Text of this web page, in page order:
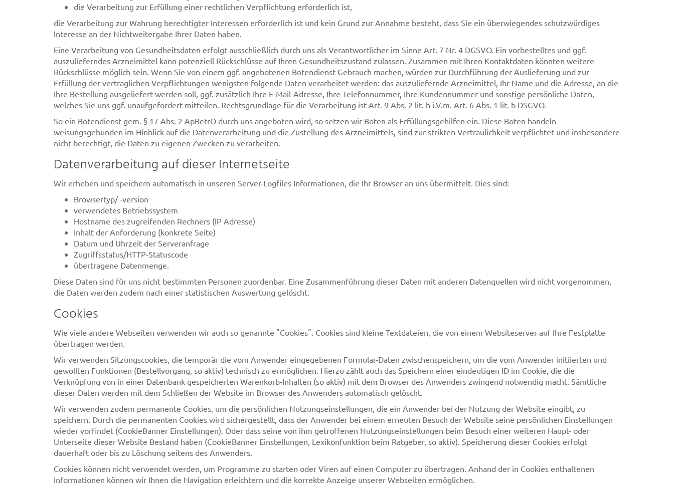
die Verarbeitung zur Erfüllung einer rechtlichen Verpflichtung erforderlich ist,
die Verarbeitung zur Wahrung berechtigter Interessen erforderlich ist und kein Grund zur Annahme besteht, dass Sie ein überwiegendes schutzwürdiges
Interesse an der Nichtweitergabe Ihrer Daten haben.
Eine Verarbeitung von Gesundheitsdaten erfolgt ausschließlich durch uns als Verantwortlicher im Sinne Art. 7 Nr. 4 DGSVO. Ein vorbestelltes und ggf.
auszulieferndes Arzneimittel kann potenziell Rückschlüsse auf Ihren Gesundheitszustand zulassen. Zusammen mit Ihren Kontaktdaten könnten weitere
Rückschlüsse möglich sein. Wenn Sie von einem ggf. angebotenen Botendienst Gebrauch machen, würden zur Durchführung der Auslieferung und zur
Erfüllung der vertraglichen Verpflichtungen wenigsten folgende Daten verarbeitet werden: das auszuliefernde Arzneimittel, Ihr Name und die Adresse, an die
Ihre Bestellung ausgeliefert werden soll, ggf. zusätzlich Ihre E-Mail-Adresse, Ihre Telefonnummer, Ihre Kundennummer und sonstige persönliche Daten,
welches Sie uns ggf. unaufgefordert mitteilen. Rechtsgrundlage für die Verarbeitung ist Art. 9 Abs. 2 lit. h i.V.m. Art. 6 Abs. 1 lit. b DSGVO.
So ein Botendienst gem. § 17 Abs. 2 ApBetrO durch uns angeboten wird, so setzen wir Boten als Erfüllungsgehilfen ein. Diese Boten handeln
weisungsgebunden im Hinblick auf die Datenverarbeitung und die Zustellung des Arzneimittels, sind zur strikten Vertraulichkeit verpflichtet und insbesondere
nicht berechtigt, die Daten zu eigenen Zwecken zu verarbeiten.
Datenverarbeitung auf dieser Internetseite
Wir erheben und speichern automatisch in unseren Server-Logfiles Informationen, die Ihr Browser an uns übermittelt. Dies sind:
Browsertyp/ -version
verwendetes Betriebssystem
Hostname des zugreifenden Rechners (IP Adresse)
Inhalt der Anforderung (konkrete Seite)
Datum und Uhrzeit der Serveranfrage
Zugriffsstatus/HTTP-Statuscode
übertragene Datenmenge.
Diese Daten sind für uns nicht bestimmten Personen zuordenbar. Eine Zusammenführung dieser Daten mit anderen Datenquellen wird nicht vorgenommen,
die Daten werden zudem nach einer statistischen Auswertung gelöscht.
Cookies
Wie viele andere Webseiten verwenden wir auch so genannte "Cookies". Cookies sind kleine Textdateien, die von einem Websiteserver auf Ihre Festplatte
übertragen werden.
Wir verwenden Sitzungscookies, die temporär die vom Anwender eingegebenen Formular-Daten zwischenspeichern, um die vom Anwender initiierten und
gewollten Funktionen (Bestellvorgang, so aktiv) technisch zu ermöglichen. Hierzu zählt auch das Speichern einer eindeutigen ID im Cookie, die die
Verknüpfung von in einer Datenbank gespeicherten Warenkorb-Inhalten (so aktiv) mit dem Browser des Anwenders zwingend notwendig macht. Sämtliche
dieser Daten werden mit dem Schließen der Website im Browser des Anwenders automatisch gelöscht.
Wir verwenden zudem permanente Cookies, um die persönlichen Nutzungseinstellungen, die ein Anwender bei der Nutzung der Website eingibt, zu
speichern. Durch die permanenten Cookies wird sichergestellt, dass der Anwender bei einem erneuten Besuch der Website seine persönlichen Einstellungen
wieder vorfindet (CookieBanner Einstellungen). Oder dass seine von ihm getroffenen Nutzungseinstellungen beim Besuch einer weiteren Haupt- oder
Unterseite dieser Website Bestand haben (CookieBanner Einstellungen, Lexikonfunktion beim Ratgeber, so aktiv). Speicherung dieser Cookies erfolgt
dauerhaft oder bis zu Löschung seitens des Anwenders.
Cookies können nicht verwendet werden, um Programme zu starten oder Viren auf einen Computer zu übertragen. Anhand der in Cookies enthaltenen
Informationen können wir Ihnen die Navigation erleichtern und die korrekte Anzeige unserer Webseiten ermöglichen.